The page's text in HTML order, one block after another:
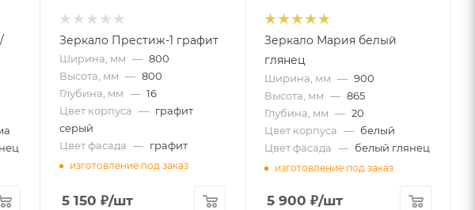
Зеркало Престиж-1 графит
Ширина, мм — 800
Высота, мм — 800
Глубина, мм — 16
Цвет корпуса — графит
серый
Цвет фасада — графит
изготовление под заказ
5 150 ₽/шт
Зеркало Мария белый
глянец
Ширина, мм — 900
Высота, мм — 865
Глубина, мм — 20
Цвет корпуса — белый
Цвет фасада — белый глянец
изготовление под заказ
5 900 ₽/шт